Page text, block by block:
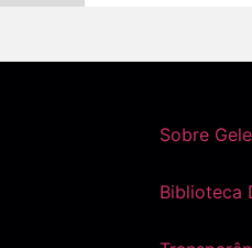
Sobre
Biblioteca